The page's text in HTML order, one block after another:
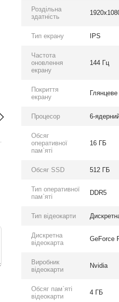
Роздільна
здатність
Тип екрану IPS
Частота
оновлення
екрану
144 Гц
Покриття
екрану
Процесор 6-
Обсяг
оперативної
пам`яті
16 ГБ
Обсяг SSD 512 ГБ
Тип оперативної
пам`яті
DDR5
Тип відеокарти
Дискретна
відеокарта
GeForce
Виробник
відеокарти
Nvidia
Обсяг пам`яті
відеокарти
4 ГБ